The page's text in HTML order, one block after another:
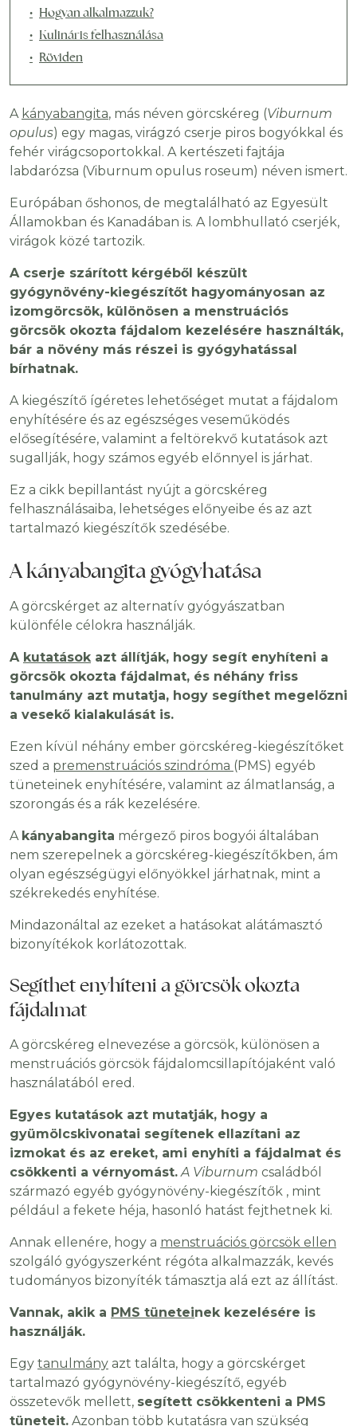
Hogyan alkalmazzuk?
Kulináris felhasználása
Röviden
A kányabangita, más néven görcskéreg (Viburnum
opulus) egy magas, virágzó cserje piros bogyókkal és
fehér virágcsoportokkal. A kertészeti fajtája
labdarózsa (Viburnum opulus roseum) néven ismert.
Európában őshonos, de megtalálható az Egyesült
Államokban és Kanadában is. A lombhullató cserjék,
virágok közé tartozik.
A cserje szárított kérgéből készült
gyógynövény-kiegészítőt hagyományosan az
izomgörcsök, különösen a menstruációs
görcsök okozta fájdalom kezelésére használták,
bár a növény más részei is gyógyhatással
bírhatnak.
A kiegészítő ígéretes lehetőséget mutat a fájdalom
enyhítésére és az egészséges veseműködés
elősegítésére, valamint a feltörekvő kutatások azt
sugallják, hogy számos egyéb előnnyel is járhat.
Ez a cikk bepillantást nyújt a görcskéreg
felhasználásaiba, lehetséges előnyeibe és az azt
tartalmazó kiegészítők szedésébe.
A kányabangita gyógyhatása
A görcskérget az alternatív gyógyászatban
különféle célokra használják.
A kutatásokazt állítják, hogy segít enyhíteni a
görcsök okozta fájdalmat, és néhány friss
tanulmány azt mutatja, hogy segíthet megelőzni
a vesekő kialakulását is.
Ezen kívül néhány ember görcskéreg-kiegészítőket
szed a premenstruációs szindróma (PMS) egyéb
tüneteinek enyhítésére, valamint az álmatlanság, a
szorongás és a rák kezelésére.
A kányabangita mérgező piros bogyói általában
nem szerepelnek a görcskéreg-kiegészítőkben, ám
olyan egészségügyi előnyökkel járhatnak, mint a
székrekedés enyhítése.
Mindazonáltal az ezeket a hatásokat alátámasztó
bizonyítékok korlátozottak.
Segíthet enyhíteni a görcsök okozta
fájdalmat
A görcskéreg elnevezése a görcsök, különösen a
menstruációs görcsök fájdalomcsillapítójaként való
használatából ered.
Egyes kutatások azt mutatják, hogy a
gyümölcskivonatai segítenek ellazítani az
izmokat és az ereket, ami enyhíti a fájdalmat és
csökkenti a vérnyomást. A Viburnum családból
származó egyéb gyógynövény-kiegészítők , mint
például a fekete héja, hasonló hatást fejthetnek ki.
Annak ellenére, hogy a menstruációs görcsök ellen
szolgáló gyógyszerként régóta alkalmazzák, kevés
tudományos bizonyíték támasztja alá ezt az állítást.
Vannak, akik a PMS tüneteinek kezelésére is
használják.
Egy tanulmány azt találta, hogy a görcskérget
tartalmazó gyógynövény-kiegészítő, egyéb
összetevők mellett, segített csökkenteni a PMS
tüneteit. Azonban több kutatásra van szükség